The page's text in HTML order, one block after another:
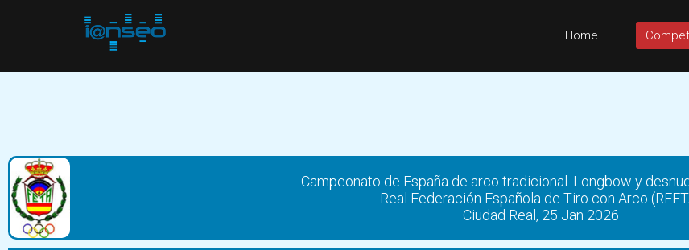
Home
Campeonato de España de arco tradicional. Longbow y
Real Federación Española de Tiro con Arco
Ciudad Real, 25 Jan 2026